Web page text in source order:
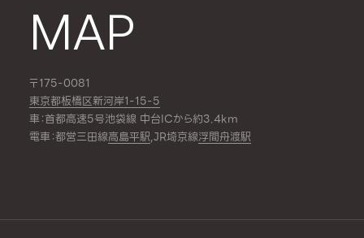
MAP
〒175-0081
東京都板橋区新河岸1-15-5
車：首都高速5号池袋線 中台ICから約3.4km
電車：都営三田線高島平駅,JR埼京線浮間舟渡駅